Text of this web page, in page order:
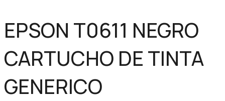
EPSON T0611 NEGRO
CARTUCHO DE TINTA
GENERICO